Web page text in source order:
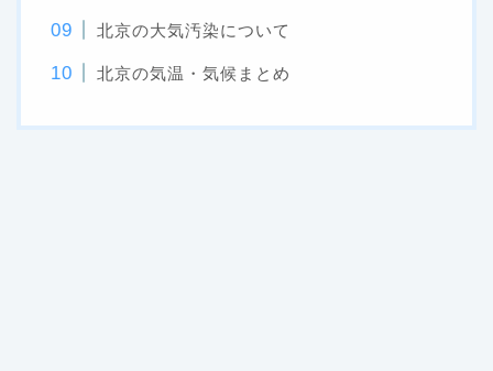
北京の大気汚染について
北京の気温・気候まとめ